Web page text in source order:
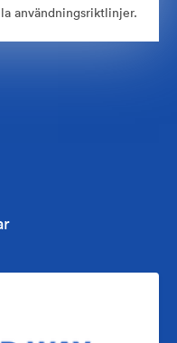
användningsriktlinjer.